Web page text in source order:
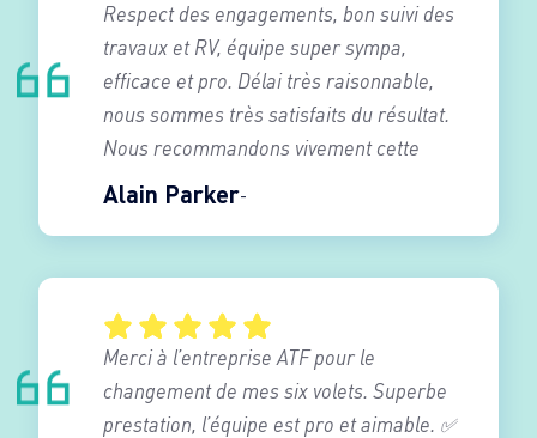
Alain Parker
Respect des engagements, bon suivi des
travaux et RV, équipe super sympa,
efficace et pro. Délai très raisonnable,
nous sommes très satisfaits du résultat.
Nous recommandons vivement cette
entreprise.
Merci à l’entreprise ATF pour le
changement de mes six volets. Superbe
prestation, l’équipe est pro et aimable. ✅